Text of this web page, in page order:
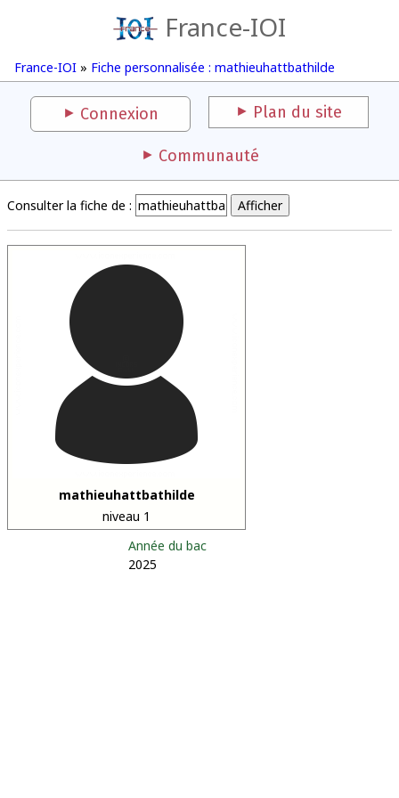
France-IOI
France-IOI » Fiche personnalisée : mathieuhattbathilde
Connexion Plan du site
Communauté
Consulter la fiche de :
mathieuhattbathilde
niveau 1
Année du bac
2025